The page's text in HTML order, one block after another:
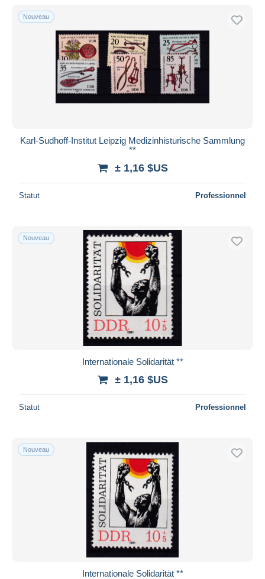
Uniquement en réduction
Livraison gratuite
Méthodes de paiement
PayPal
Virement bancaire
Visa
Bancontact
Monde entier
Appliquer
Nouveau
Karl-Sudhoff-Institut Leipzig Medizinhisturische Sammlung
**
± 1,16 $US
Statut Professionnel
Nouveau
Internationale Solidarität **
± 1,16 $US
Statut Professionnel
Nouveau
Internationale Solidarität **